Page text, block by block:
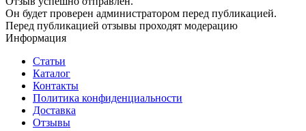
Он будет проверен администратором перед публикацией.
Перед публикацией отзывы проходят модерацию
Информация
Статьи
Каталог
Контакты
Политика конфиденциальности
Доставка
Отзывы